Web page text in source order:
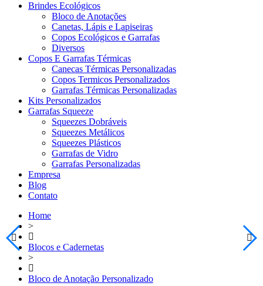
Brindes Ecológicos
Bloco de Anotações
Canetas, Lápis e Lapiseiras
Copos Ecológicos e Garrafas
Diversos
Copos E Garrafas Térmicas
Canecas Térmicas Personalizadas
Copos Termicos Personalizados
Garrafas Térmicas Personalizadas
Kits Personalizados
Garrafas Squeeze
Squeezes Dobráveis
Squeezes Metálicos
Squeezes Plásticos
Garrafas de Vidro
Garrafas Personalizadas
Empresa
Blog
Contato
Home
>
Blocos e Cadernetas
>
Bloco de Anotação Personalizado